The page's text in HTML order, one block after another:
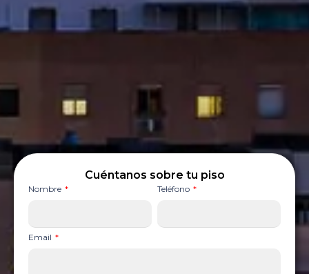
Cuéntanos sobre tu piso
Nombre Teléfono
Email